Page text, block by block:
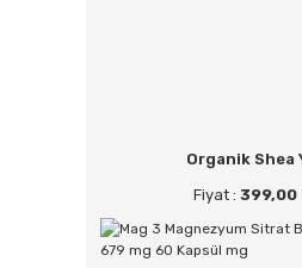
Organik Shea
Fiyat : 399,00